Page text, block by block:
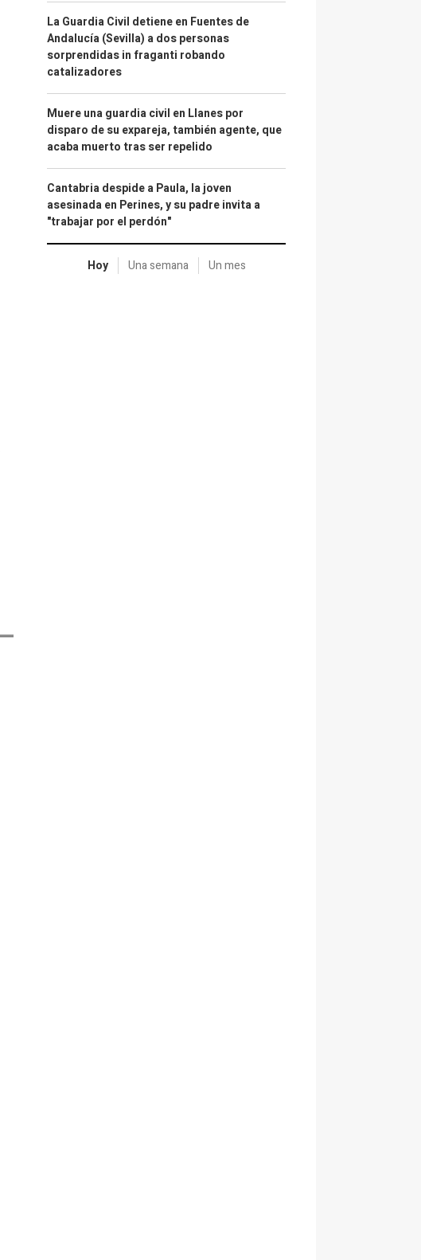
La Guardia Civil detiene en Fuentes de
Andalucía (Sevilla) a dos personas
sorprendidas in fraganti robando
catalizadores
Muere una guardia civil en Llanes por
disparo de su expareja, también agente, que
acaba muerto tras ser repelido
Cantabria despide a Paula, la joven
asesinada en Perines, y su padre invita a
"trabajar por el perdón"
Hoy Una semana Un mes